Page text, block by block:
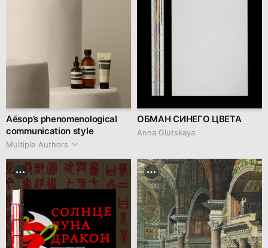
Aēsop’s phenomenological
communication style
Multiple Authors
ОБМАН СИНЕГО ЦВЕТА
Anna Glutskaya